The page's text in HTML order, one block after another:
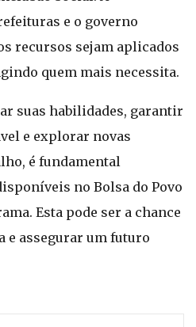
e o governo
recursos sejam aplicados
quem mais necessita.
suas habilidades, garantir
e explorar novas
é fundamental
no Bolsa do Povo
Esta pode ser a chance
e assegurar um futuro